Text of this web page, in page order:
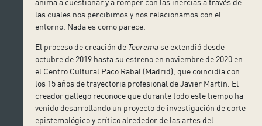
anima a cuestionar y a romper con las inercias a través de
las cuales nos percibimos y nos relacionamos con el
entorno. Nada es como parece.
El proceso de creación de Teoremase extendió desde
octubre de 2019 hasta su estreno en noviembre de 2020 en
el Centro Cultural Paco Rabal (Madrid), que coincidía con
los 15 años de trayectoria profesional de Javier Martín. El
creador gallego reconoce que durante todo este tiempo ha
venido desarrollando un proyecto de investigación de corte
epistemológico y crítico alrededor de las artes del